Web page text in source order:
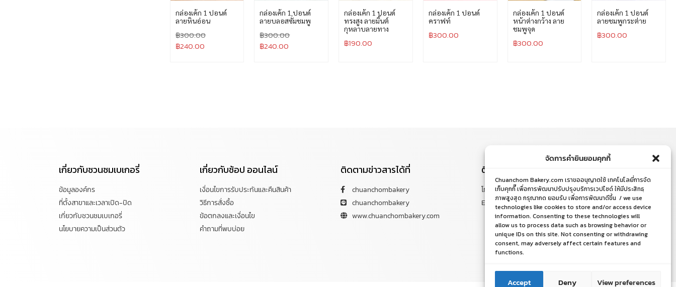
จัดการคำยินยอมคุกกี้
Chuanchom Bakery.com เราขออนุญาตใช้ เทคโนโลยี่การจัด
เก็บคุกกี๊ เพื่อการพัฒนาปรับปรุงบริการเวปไซด์ ให้มีประสิทธฺ
ภาพสูงสุด กรุณากด ยอมรับ เพื่อการพัฒนาดีขึ้น / we use
technologies like cookies to store and/or access device
information. Consenting to these technologies will
allow us to process data such as browsing behavior or
unique IDs on this site. Not consenting or withdrawing
consent, may adversely affect certain features and
functions.
Accept Deny View preferences
กล่องเค้ก 1 ปอนด์
ลายหินอ่อน
฿300.00
฿240.00
กล่องเค้ก 1 ปอนด์
ลายบลอสซั่มชมพู
฿300.00
฿240.00
กล่องเค้ก 1 ปอนด์
ทรงสูง ลายมิ้นต์
กุหลาบลายทาง
฿190.00
กล่องเค้ก 1 ปอนด์
คราฟท์
฿300.00
กล่องเค้ก 1 ปอนด์
หน้าต่างกว้าง ลาย
ชมพูจุด
฿300.00
กล่องเค้ก 1 ปอนด์
ลายชมพูกระต่าย
฿300.00
เกี่ยวกับชวนชมเบเกอรี่
ข้อมูลองค์กร
ที่ตั้งสาขาและเวลาเปิด-ปิด
เกี่ยวกับชวนชมเบเกอรี่
นโยบายความเป็นส่วนตัว
เกี่ยวกับช้อป ออนไลน์
เงื่อนไขการรับประกันและคืนสินค้า
วิธีการสั่งซื้อ
ข้อตกลงและเงื่อนไข
คำถามที่พบบ่อย
ติดตามข่าวสารได้ที่
chuanchombakery
chuanchombakery
www.chuanchombakery.com
ติดต่อสอบถาม
โทร. 065-526-2325, 02 519 8212
E-mail : chuanchom.bakery@gmail.com
ติดต่อเรา
ติดต่อเรา